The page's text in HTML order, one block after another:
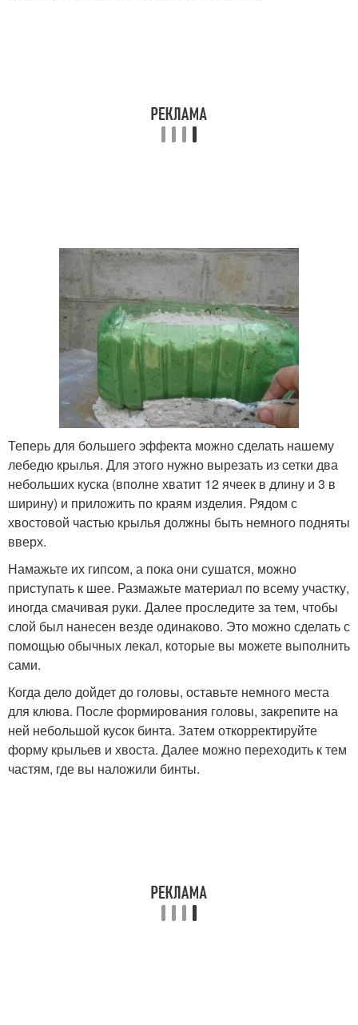
Теперь для большего эффекта можно сделать нашему
лебедю крылья. Для этого нужно вырезать из сетки два
небольших куска (вполне хватит 12 ячеек в длину и 3 в
ширину) и приложить по краям изделия. Рядом с
хвостовой частью крылья должны быть немного подняты
вверх.
Намажьте их гипсом, а пока они сушатся, можно
приступать к шее. Размажьте материал по всему участку,
иногда смачивая руки. Далее проследите за тем, чтобы
слой был нанесен везде одинаково. Это можно сделать с
помощью обычных лекал, которые вы можете выполнить
сами.
Когда дело дойдет до головы, оставьте немного места
для клюва. После формирования головы, закрепите на
ней небольшой кусок бинта. Затем откорректируйте
форму крыльев и хвоста. Далее можно переходить к тем
частям, где вы наложили бинты.